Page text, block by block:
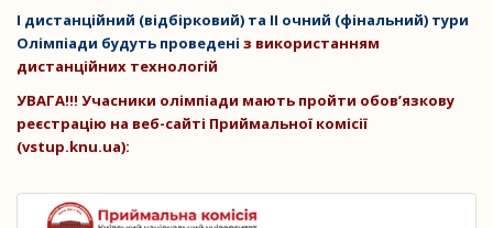
І дистанційний (відбірковий) та ІІ очний (фінальний) тури
Олімпіади будуть проведені з використанням
дистанційних технологій
УВАГА!!! Учасники олімпіади мають пройти обов’язкову
реєстрацію на веб-сайті Приймальної комісії
(vstup.knu.ua):